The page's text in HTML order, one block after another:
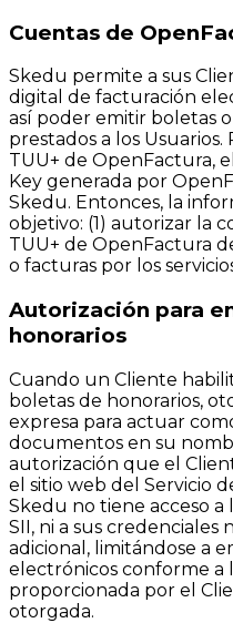
Cuentas de
Skedu permite a sus
digital de facturación
así poder emitir boletas
prestados a los
TUU+ de OpenFactura,
Key generada por
Skedu. Entonces, la
objetivo: (1) autorizar la
TUU+ de OpenFactura
o facturas por los
Autorización para
honorarios
Cuando un Cliente
boletas de honorarios,
expresa para actuar
documentos en su
autorización que el
el sitio web del Servicio
Skedu no tiene acceso a
SII, ni a sus credenciales
adicional, limitándose a
electrónicos conforme a
proporcionada por el
otorgada.